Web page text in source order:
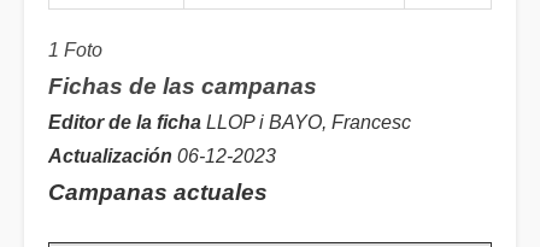
1 Foto
Fichas de las campanas
Editor de la ficha LLOP i BAYO, Francesc
Actualización 06-12-2023
Campanas actuales